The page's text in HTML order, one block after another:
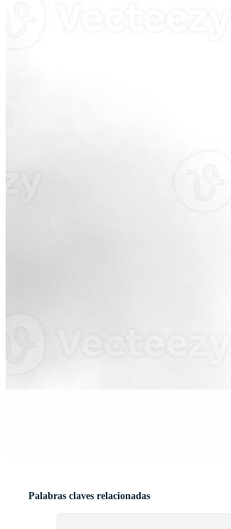
Palabras claves relacionadas